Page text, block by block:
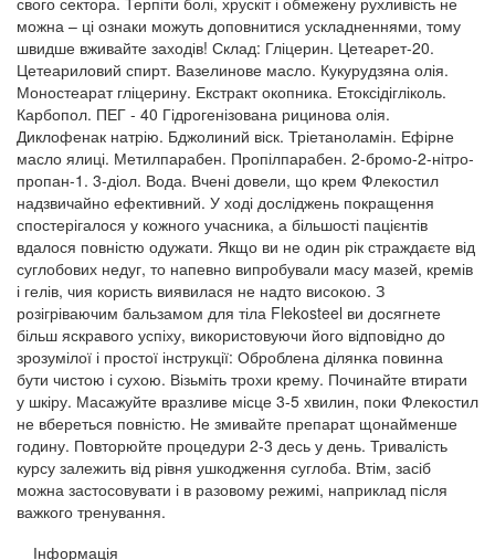
можна – ці ознаки можуть доповнитися ускладненнями, тому
швидше вживайте заходів! Склад: Гліцерин. Цетеарет-20.
Цетеариловий спирт. Вазелинове масло. Кукурудзяна олія.
Моностеарат гліцерину. Екстракт окопника. Етоксідігліколь.
Карбопол. ПЕГ - 40 Гідрогенізована рицинова олія.
Диклофенак натрію. Бджолиний віск. Тріетаноламін. Ефірне
масло ялиці. Метилпарабен. Пропілпарабен. 2-бромо-2-нітро-
пропан-1. 3-діол. Вода. Вчені довели, що крем Флекостил
надзвичайно ефективний. У ході досліджень покращення
спостерігалося у кожного учасника, а більшості пацієнтів
вдалося повністю одужати. Якщо ви не один рік страждаєте від
суглобових недуг, то напевно випробували масу мазей, кремів
і гелів, чия користь виявилася не надто високою. З
розігріваючим бальзамом для тіла Flekosteel ви досягнете
більш яскравого успіху, використовуючи його відповідно до
зрозумілої і простої інструкції: Оброблена ділянка повинна
бути чистою і сухою. Візьміть трохи крему. Починайте втирати
у шкіру. Масажуйте вразливе місце 3-5 хвилин, поки Флекостил
не вбереться повністю. Не змивайте препарат щонайменше
годину. Повторюйте процедури 2-3 десь у день. Тривалість
курсу залежить від рівня ушкодження суглоба. Втім, засіб
можна застосовувати і в разовому режимі, наприклад після
важкого тренування.
Інформація